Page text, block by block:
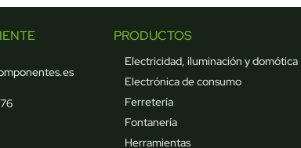
PRODUCTOS
Electricidad, iluminación y domótica
Electrónica de consumo
Ferretería
Fontanería
Herramientas